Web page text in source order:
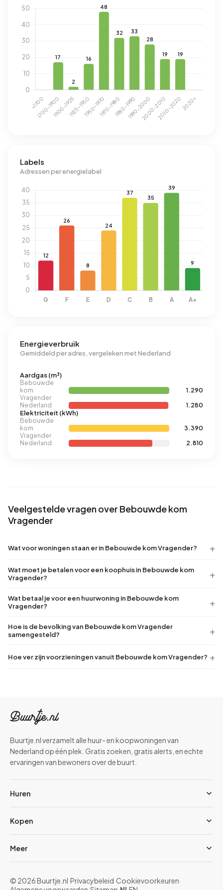
Labels
Adressen per energielabel
Energieverbruik
Gemiddeld per adres, vergeleken met Nederland
Aardgas (m³)
Bebouwde
kom
Vragender
1.290
Nederland
1.280
Elektriciteit (kWh)
Bebouwde
kom
Vragender
3.390
Nederland
2.810
Veelgestelde vragen over Bebouwde kom
Vragender
Wat voor woningen staan er in Bebouwde kom Vragender?
Wat moet je betalen voor een koophuis in Bebouwde kom
Vragender?
Wat betaal je voor een huurwoning in Bebouwde kom
Vragender?
Hoe is de bevolking van Bebouwde kom Vragender
samengesteld?
Hoe ver zijn voorzieningen vanuit Bebouwde kom Vragender?
Buurtje.nl verzamelt alle huur- en koopwoningen van
Nederland op één plek. Gratis zoeken, gratis alerts, en echte
ervaringen van bewoners over de buurt.
Huren
Kopen
Meer
© 2026 Buurtje.nl·Privacybeleid·Cookievoorkeuren·